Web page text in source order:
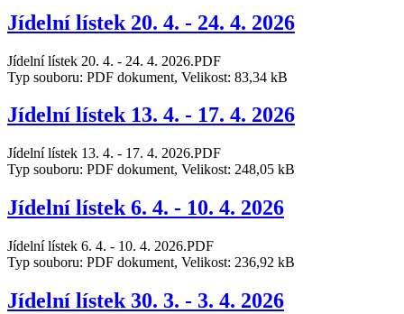
Jídelní lístek 20. 4. - 24. 4. 2026
Jídelní lístek 20. 4. - 24. 4. 2026.PDF
Typ souboru: PDF dokument, Velikost: 83,34 kB
Jídelní lístek 13. 4. - 17. 4. 2026
Jídelní lístek 13. 4. - 17. 4. 2026.PDF
Typ souboru: PDF dokument, Velikost: 248,05 kB
Jídelní lístek 6. 4. - 10. 4. 2026
Jídelní lístek 6. 4. - 10. 4. 2026.PDF
Typ souboru: PDF dokument, Velikost: 236,92 kB
Jídelní lístek 30. 3. - 3. 4. 2026